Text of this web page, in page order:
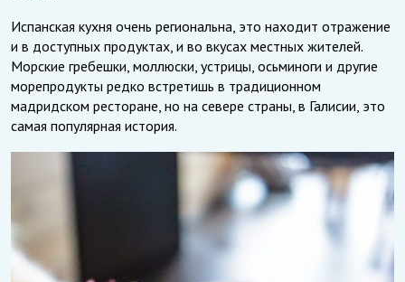
Испанская кухня очень региональна, это находит отражение
и в доступных продуктах, и во вкусах местных жителей.
Морские гребешки, моллюски, устрицы, осьминоги и другие
морепродукты редко встретишь в традиционном
мадридском ресторане, но на севере страны, в Галисии, это
самая популярная история.